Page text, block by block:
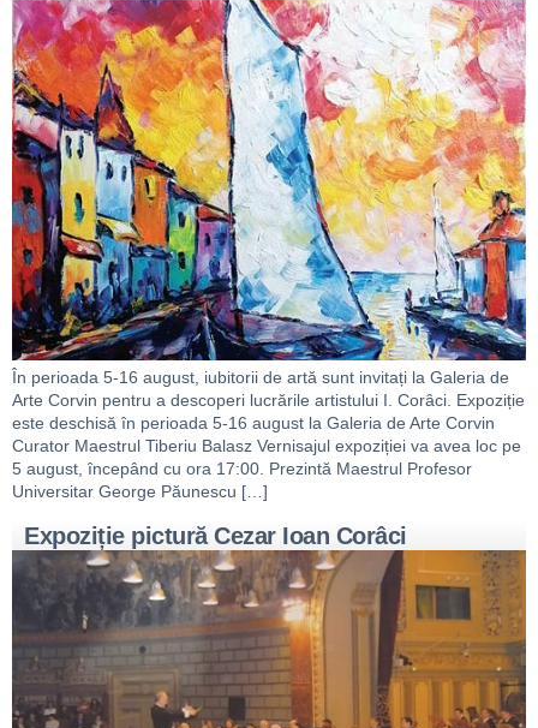
În perioada 5-16 august, iubitorii de artă sunt invitați la Galeria de
Arte Corvin pentru a descoperi lucrările artistului I. Corâci. Expoziție
este deschisă în perioada 5-16 august la Galeria de Arte Corvin
Curator Maestrul Tiberiu Balasz Vernisajul expoziției va avea loc pe
5 august, începând cu ora 17:00. Prezintă Maestrul Profesor
Universitar George Păunescu […]
Expoziție pictură Cezar Ioan Corâci